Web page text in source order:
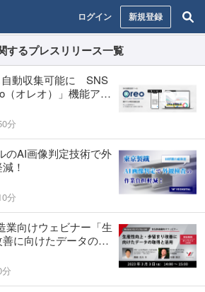
ログイン 新規登録
するプレスリリース一覧
自動収集可能に SNS
（オレオ）」機能アッ
分
のAI画像判定技術で外
！
分
業向けウェビナー「生
に向けたデータの取